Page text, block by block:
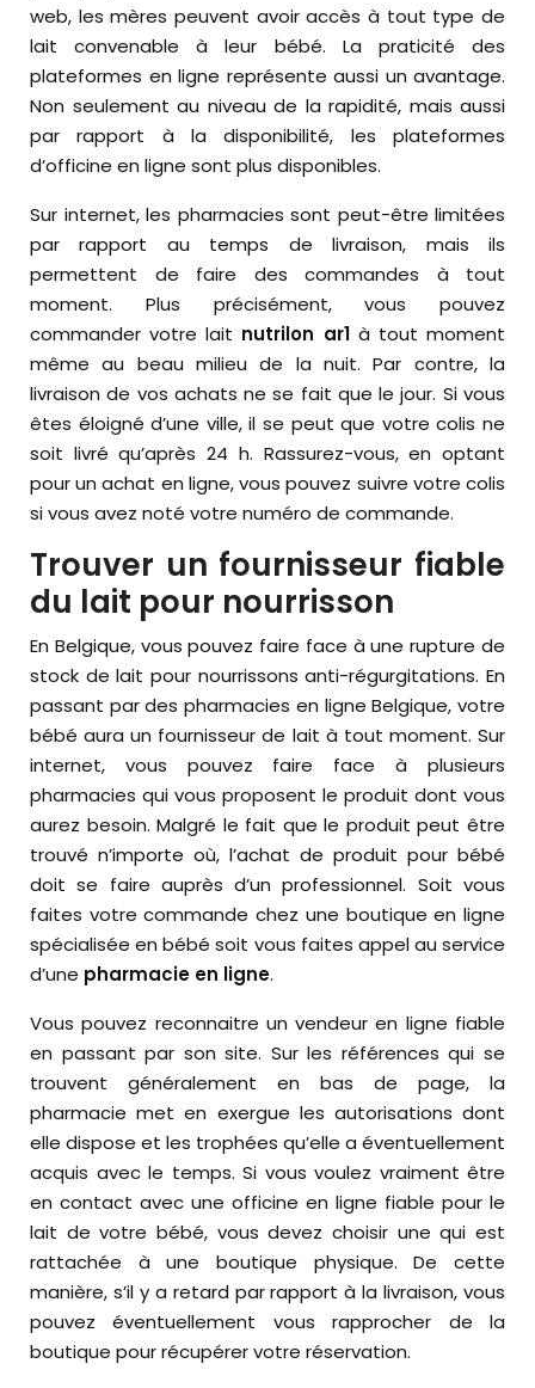
web, les mères peuvent avoir accès à tout type de
lait convenable à leur bébé. La praticité des
plateformes en ligne représente aussi un avantage.
Non seulement au niveau de la rapidité, mais aussi
par rapport à la disponibilité, les plateformes
d’officine en ligne sont plus disponibles.
Sur internet, les pharmacies sont peut-être limitées
par rapport au temps de livraison, mais ils
permettent de faire des commandes à tout
moment. Plus précisément, vous pouvez
commander votre lait nutrilon ar1à tout moment
même au beau milieu de la nuit. Par contre, la
livraison de vos achats ne se fait que le jour. Si vous
êtes éloigné d’une ville, il se peut que votre colis ne
soit livré qu’après 24 h. Rassurez-vous, en optant
pour un achat en ligne, vous pouvez suivre votre colis
si vous avez noté votre numéro de commande.
Trouver un fournisseur fiable
du lait pour nourrisson
En Belgique, vous pouvez faire face à une rupture de
stock de lait pour nourrissons anti-régurgitations. En
passant par des pharmacies en ligne Belgique, votre
bébé aura un fournisseur de lait à tout moment. Sur
internet, vous pouvez faire face à plusieurs
pharmacies qui vous proposent le produit dont vous
aurez besoin. Malgré le fait que le produit peut être
trouvé n’importe où, l’achat de produit pour bébé
doit se faire auprès d’un professionnel. Soit vous
faites votre commande chez une boutique en ligne
spécialisée en bébé soit vous faites appel au service
d’une pharmacie en ligne.
Vous pouvez reconnaitre un vendeur en ligne fiable
en passant par son site. Sur les références qui se
trouvent généralement en bas de page, la
pharmacie met en exergue les autorisations dont
elle dispose et les trophées qu’elle a éventuellement
acquis avec le temps. Si vous voulez vraiment être
en contact avec une officine en ligne fiable pour le
lait de votre bébé, vous devez choisir une qui est
rattachée à une boutique physique. De cette
manière, s’il y a retard par rapport à la livraison, vous
pouvez éventuellement vous rapprocher de la
boutique pour récupérer votre réservation.